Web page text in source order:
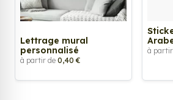
Lettrage mural
personnalisé
à partir de 0,40 €
à